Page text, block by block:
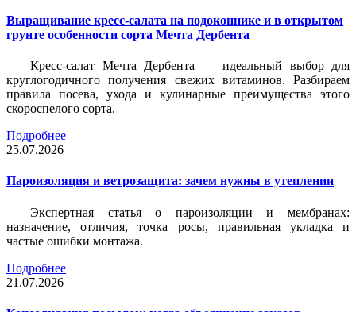
Выращивание кресс-салата на подоконнике и в открытом
грунте особенности сорта Мечта Дербента
Кресс-салат Мечта Дербента — идеальный выбор для
круглогодичного получения свежих витаминов. Разбираем
правила посева, ухода и кулинарные преимущества этого
скороспелого сорта.
Подробнее
25.07.2026
Пароизоляция и ветрозащита: зачем нужны в утеплении
Экспертная статья о пароизоляции и мембранах:
назначение, отличия, точка росы, правильная укладка и
частые ошибки монтажа.
Подробнее
21.07.2026